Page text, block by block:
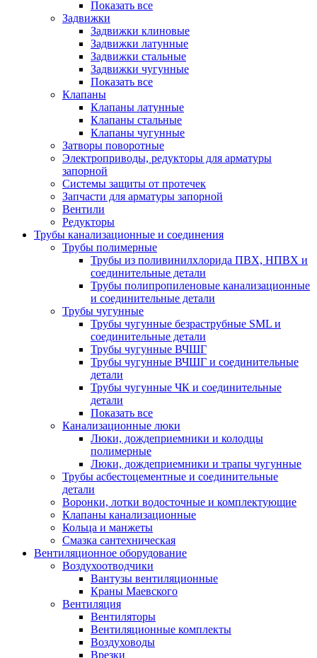
Показать все
Задвижки
Задвижки клиновые
Задвижки латунные
Задвижки стальные
Задвижки чугунные
Показать все
Клапаны
Клапаны латунные
Клапаны стальные
Клапаны чугунные
Затворы поворотные
Электроприводы, редукторы для арматуры
запорной
Системы защиты от протечек
Запчасти для арматуры запорной
Вентили
Редукторы
Трубы канализационные и соединения
Трубы полимерные
Трубы из поливинилхлорида ПВХ, НПВХ и
соединительные детали
Трубы полипропиленовые канализационные
и соединительные детали
Трубы чугунные
Трубы чугунные безраструбные SML и
соединительные детали
Трубы чугунные ВЧШГ
Трубы чугунные ВЧШГ и соединительные
детали
Трубы чугунные ЧК и соединительные
детали
Показать все
Канализационные люки
Люки, дождеприемники и колодцы
полимерные
Люки, дождеприемники и трапы чугунные
Трубы асбестоцементные и соединительные
детали
Воронки, лотки водосточные и комплектующие
Клапаны канализационные
Кольца и манжеты
Смазка сантехническая
Вентиляционное оборудование
Воздухоотводчики
Вантузы вентиляционные
Краны Маевского
Вентиляция
Вентиляторы
Вентиляционные комплекты
Воздуховоды
Врезки